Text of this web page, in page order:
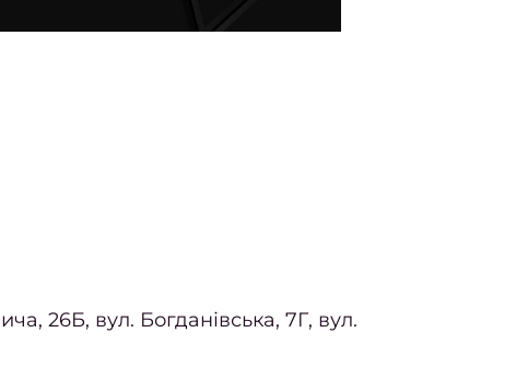
26Б, вул. Богданівська, 7Г, вул.